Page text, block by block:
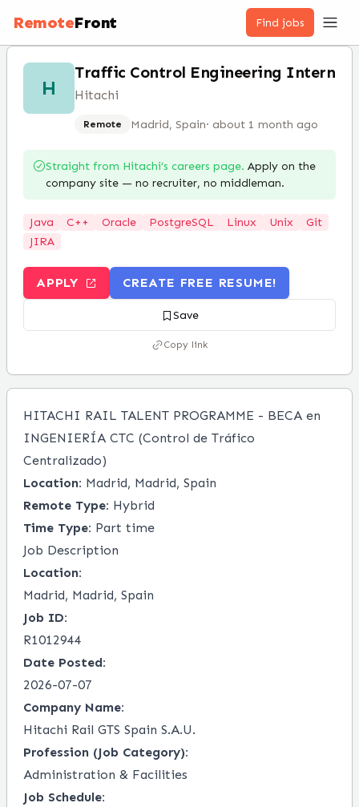
RemoteFront Find jobs
H
Traffic Control Engineering Intern
Hitachi
Remote Madrid, Spain· about 1 month ago
Straight from Hitachi’s careers page. Apply on the
company site — no recruiter, no middleman.
Java C++ Oracle PostgreSQL Linux Unix
Git
JIRA
APPLY CREATE FREE RESUME!
Save
Copy link
HITACHI RAIL TALENT PROGRAMME - BECA en
INGENIERÍA CTC (Control de Tráfico
Centralizado)
Location: Madrid, Madrid, Spain
Remote Type: Hybrid
Time Type: Part time
Job Description
Location:
Madrid, Madrid, Spain
Job ID:
R1012944
Date Posted:
2026-07-07
Company Name:
Hitachi Rail GTS Spain S.A.U.
Profession (Job Category):
Administration & Facilities
Job Schedule: